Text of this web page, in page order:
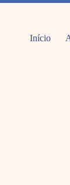
Início